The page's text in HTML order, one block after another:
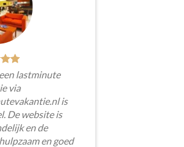
lastminute
via
is
De website is
en de
en goed